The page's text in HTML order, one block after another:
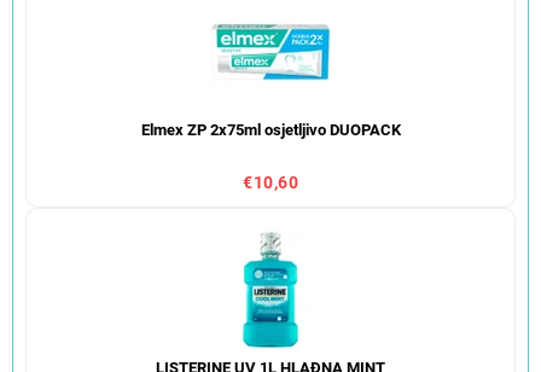
Elmex ZP 2x75ml osjetljivo DUOPACK
€10,60
LISTERINE UV 1L HLAĐNA MINT